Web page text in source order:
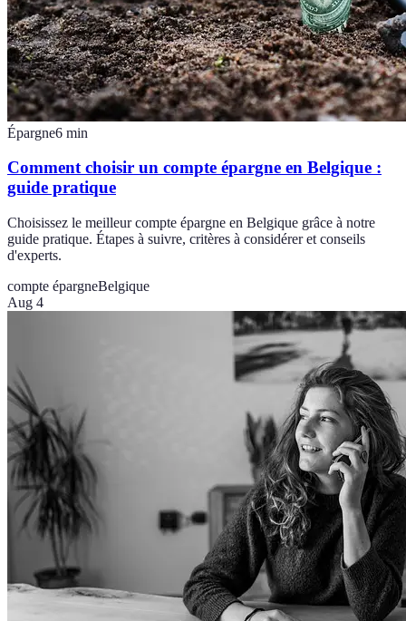
Épargne6 min
Comment choisir un compte épargne en Belgique :
guide pratique
Choisissez le meilleur compte épargne en Belgique grâce à notre
guide pratique. Étapes à suivre, critères à considérer et conseils
d'experts.
compte épargneBelgique
Aug 4